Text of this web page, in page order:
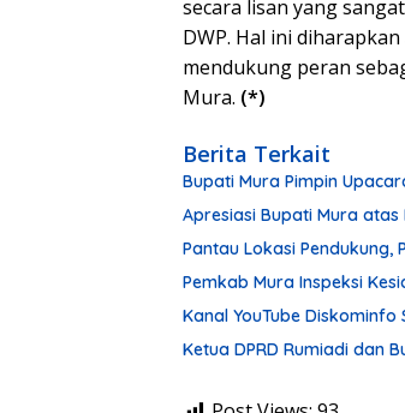
secara lisan yang
DWP. Hal ini
mendukung peran
Mura. (*)
Berita Terkait
Bupati Mura Pimpin
Apresiasi Bupati Mura atas
Pantau Lokasi Pendukung,
Pemkab Mura Inspeksi
Kanal YouTube
Ketua DPRD Rumiadi dan